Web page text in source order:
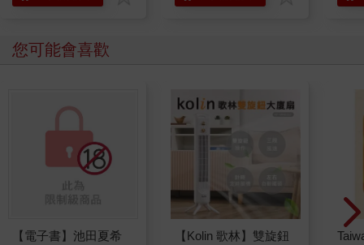
您可能會喜歡
【電子書】池田夏希
【Kolin 歌林】雙旋鈕